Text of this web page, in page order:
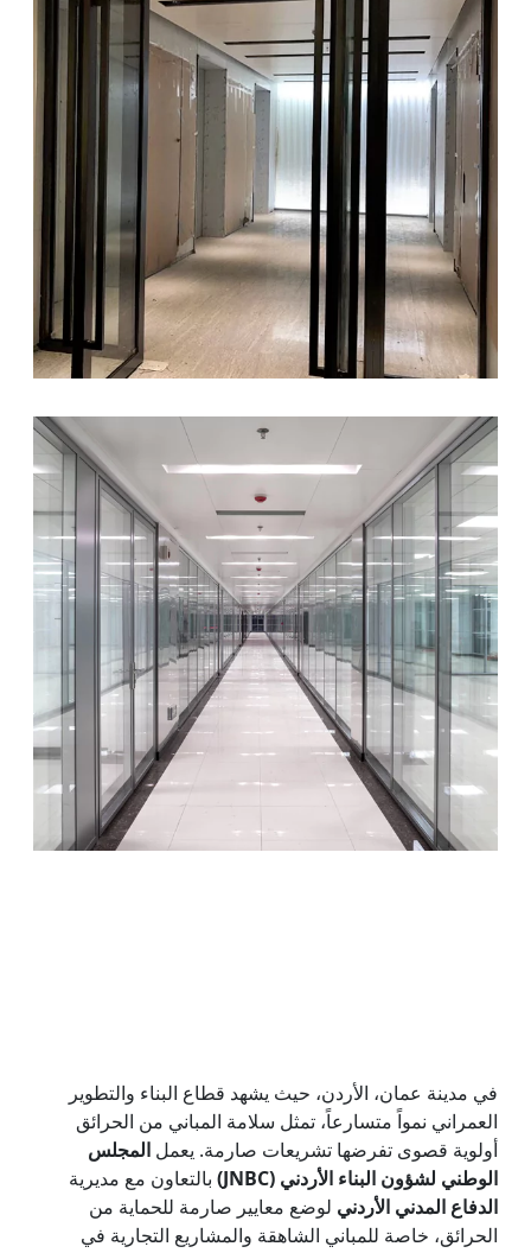
في مدينة عمان، الأردن، حيث يشهد قطاع البناء والتطوير
العمراني نمواً متسارعاً، تمثل سلامة المباني من الحرائق
أولوية قصوى تفرضها تشريعات صارمة. يعمل المجلس
الوطني لشؤون البناء الأردني (JNBC)
بالتعاون مع مديرية
الدفاع المدني الأردني لوضع معايير صارمة للحماية من
الحرائق، خاصة للمباني الشاهقة والمشاريع التجارية في